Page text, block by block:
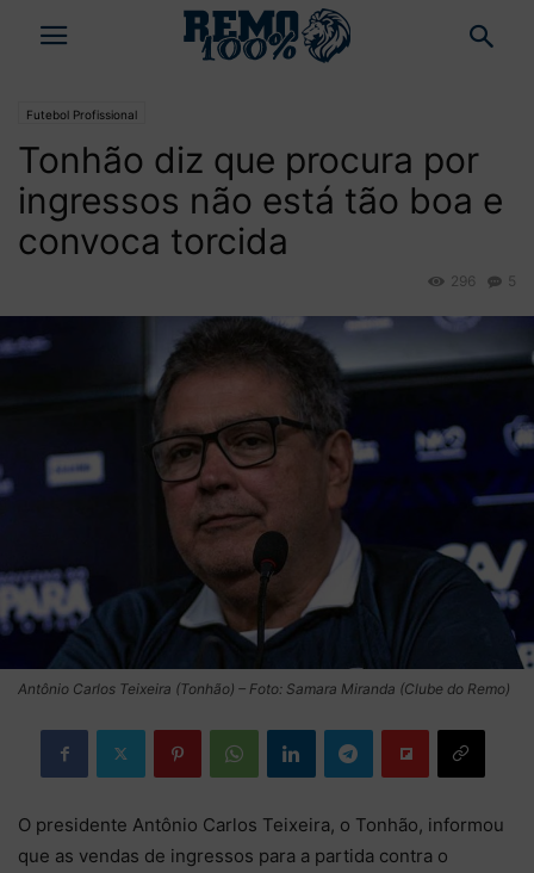
Futebol Profissional
Tonhão diz que procura por
ingressos não está tão boa e
convoca torcida
5
296
Antônio Carlos Teixeira (Tonhão) – Foto: Samara Miranda (Clube do Remo)
O presidente Antônio Carlos Teixeira, o Tonhão, informou
que as vendas de ingressos para a partida contra o